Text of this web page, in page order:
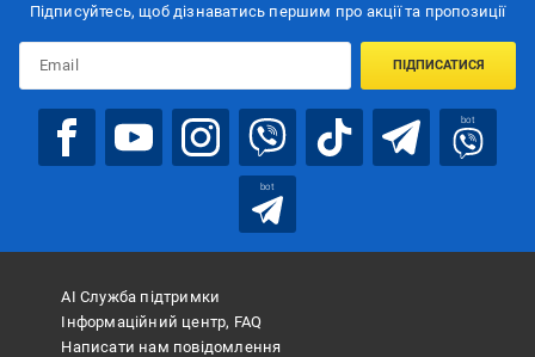
Підписуйтесь, щоб дізнаватись першим про акції та пропозиції
ПІДПИСАТИСЯ
bot
bot
АІ Служба підтримки
Інформаційний центр, FAQ
Написати нам повідомлення